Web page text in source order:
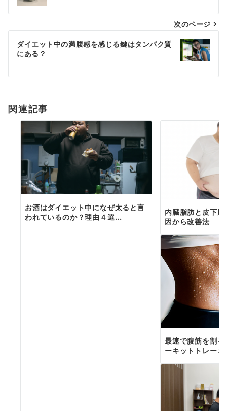
ナ
ビ
ゲ
ー
シ
ン
次のページ
ダイエット中の満腹感を感じる鍵はタンパク質
にある？
関連記事
お酒はダイエット中になぜ太ると言
われているのか？理由４選...
内臓脂肪と皮下
因から改善法
最速で腹筋を割
ーキットトレーニ